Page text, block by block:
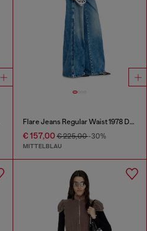
Flare Jeans Regular Waist 1978 D-Akemi
€ 157,00€ 225,00-30%
MITTELBLAU